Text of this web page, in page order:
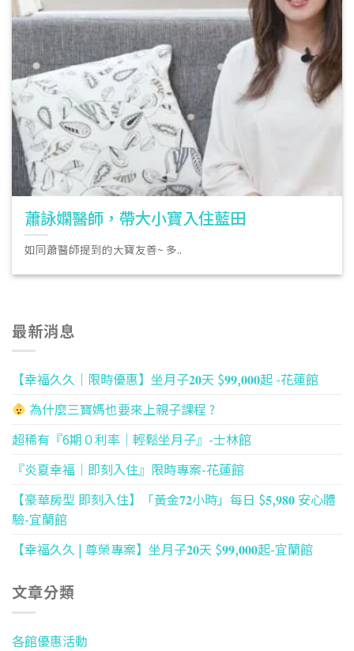
蕭詠嫻醫師，帶大小寶入住藍田
如同蕭醫師提到的大寶友善~ 多..
最新消息
【幸福久久｜限時優惠】坐月子𝟐𝟎天 $𝟗𝟗,𝟎𝟎𝟎起 -花蓮館
為什麼三寶媽也要來上親子課程 ?
超稀有『6期０利率｜輕鬆坐月子』-士林館
『炎夏幸福｜即刻入住』限時專案-花蓮館
【豪華房型 即刻入住】「黃金𝟕𝟐小時」每日 $𝟓,𝟗𝟖𝟎 安心體
驗-宜蘭館
【幸福久久 | 尊榮專案】坐月子𝟐𝟎天 $𝟗𝟗,𝟎𝟎𝟎起-宜蘭館
文章分類
各館優惠活動